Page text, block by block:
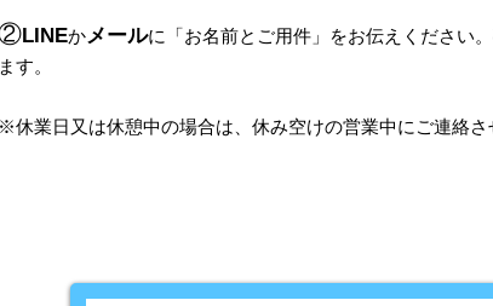
LINEかメールに 「お名前とご用件 」 をお伝えください。
ます。
​※休業日又は休憩中の場合は、休み空けの営業中にご連絡さ